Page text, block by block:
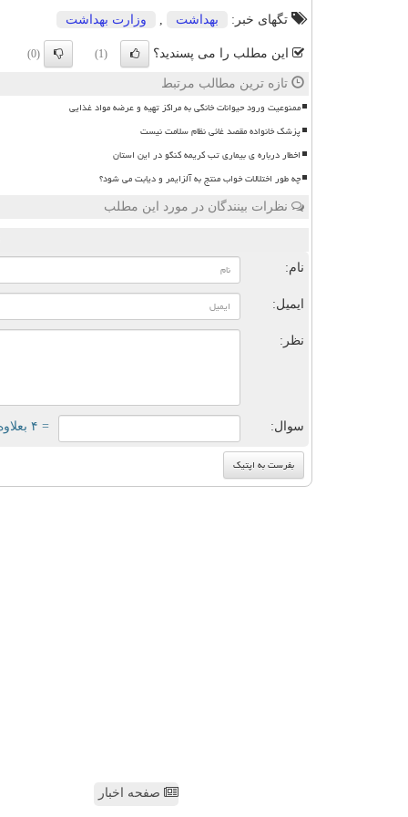
تگهای خبر: بهداشت , وزارت بهداشت
این مطلب را می پسندید؟ (1)
(0)
تازه ترین مطالب مرتبط
ممنوعیت ورود حیوانات خانگی به مراکز تهیه و عرضه مواد غذایی
پزشک خانواده مقصد غائی نظام سلامت نیست
اخطار درباره ی بیماری تب کریمه کنگو در این استان
چه طور اختلالات خواب منتج به آلزایمر و دیابت می شود؟
نظرات بینندگان در مورد این مطلب
نام:
ایمیل:
نظر:
سوال: = ۴ بعلاوه ۳
صفحه اخبار